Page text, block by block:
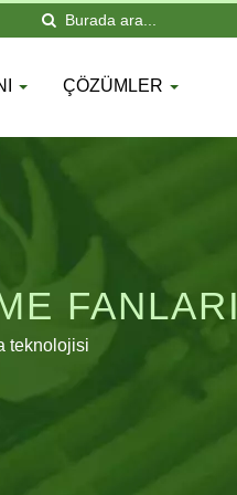
ÇÖZÜMLER
FANLARI
teknolojisi